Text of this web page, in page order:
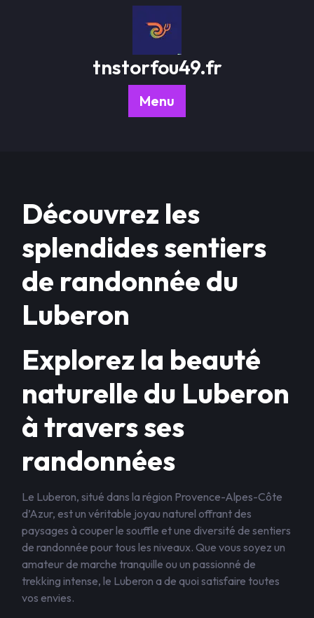
tnstorfou49.fr
Menu
Découvrez les
splendides sentiers
de randonnée du
Luberon
Explorez la beauté
naturelle du Luberon
à travers ses
randonnées
Le Luberon, situé dans la région Provence-Alpes-Côte
d’Azur, est un véritable joyau naturel offrant des
paysages à couper le souffle et une diversité de sentiers
de randonnée pour tous les niveaux. Que vous soyez un
amateur de marche tranquille ou un passionné de
trekking intense, le Luberon a de quoi satisfaire toutes
vos envies.